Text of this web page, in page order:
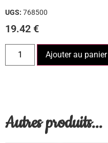
UGS: 768500
19.42 €
Ajouter au panier
Autres produits...